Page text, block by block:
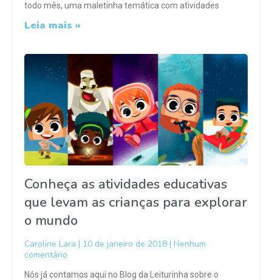
todo mês, uma maletinha temática com atividades
Leia mais »
Conheça as atividades educativas
que levam as crianças para explorar
o mundo
Caroline Lara 10 de janeiro de 2018
Nenhum
comentário
Nós já contamos aqui no Blog da Leiturinha sobre o